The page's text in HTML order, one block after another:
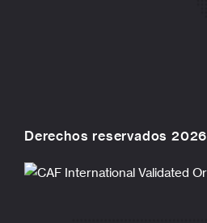
Derechos reservados 2026